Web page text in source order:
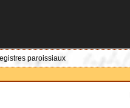
paroissiaux